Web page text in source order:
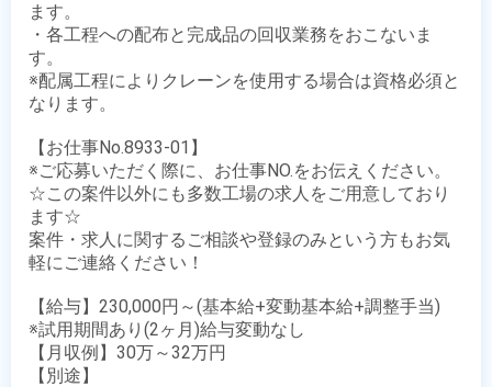
ます。
・各工程への配布と完成品の回収業務をおこないま
す。
※配属工程によりクレーンを使用する場合は資格必須と
なります。
【お仕事No.8933-01】
※ご応募いただく際に、お仕事NO.をお伝えください。
☆この案件以外にも多数工場の求人をご用意しており
ます☆
案件・求人に関するご相談や登録のみという方もお気
軽にご連絡ください！
【給与】230,000円～(基本給+変動基本給+調整手当)
※試用期間あり(2ヶ月)給与変動なし
【月収例】30万～32万円
【別途】